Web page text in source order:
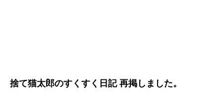
捨て猫太郎のすくすく日記 再掲しました。